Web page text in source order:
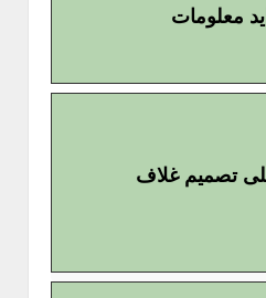
معلومات
تصميم غلاف